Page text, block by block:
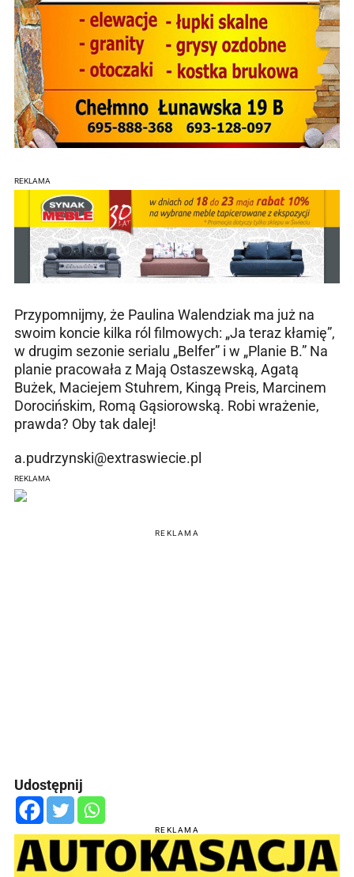
REKLAMA
Przypomnijmy, że Paulina Walendziak ma już na
swoim koncie kilka ról filmowych: „Ja teraz kłamię”,
w drugim sezonie serialu „Belfer” i w „Planie B.” Na
planie pracowała z Mają Ostaszewską, Agatą
Bużek, Maciejem Stuhrem, Kingą Preis, Marcinem
Dorocińskim, Romą Gąsiorowską. Robi wrażenie,
prawda? Oby tak dalej!
a.pudrzynski@extraswiecie.pl
REKLAMA
REKLAMA
Udostępnij
REKLAMA